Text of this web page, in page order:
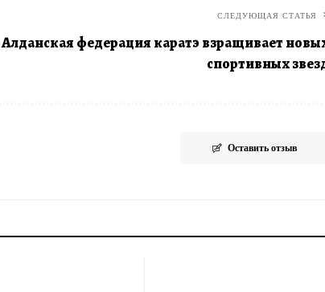
СЛЕДУЮЩАЯ СТАТЬЯ
Алданская федерация каратэ взращивает
спортивных
Оставить отзыв